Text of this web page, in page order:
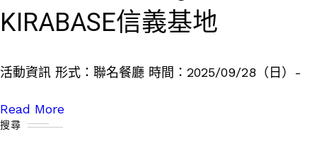
KIRABASE信義基地
活動資訊 形式：聯名餐廳 時間：2025/09/28（日）-
Read More
搜尋